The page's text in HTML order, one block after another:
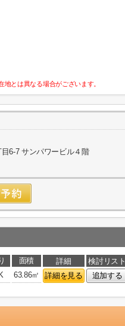
とは異なる場合がございます。
6-7 サンパワービル４階
面積 詳細
検討リスト
63.86㎡ 詳細を見る 追加する